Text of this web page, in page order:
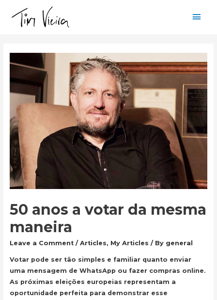
50 anos a votar da mesma
maneira
Leave a Comment / Articles, My Articles / By general
Votar pode ser tão simples e familiar quanto enviar
uma mensagem de WhatsApp ou fazer compras online.
As próximas eleições europeias representam a
oportunidade perfeita para demonstrar esse